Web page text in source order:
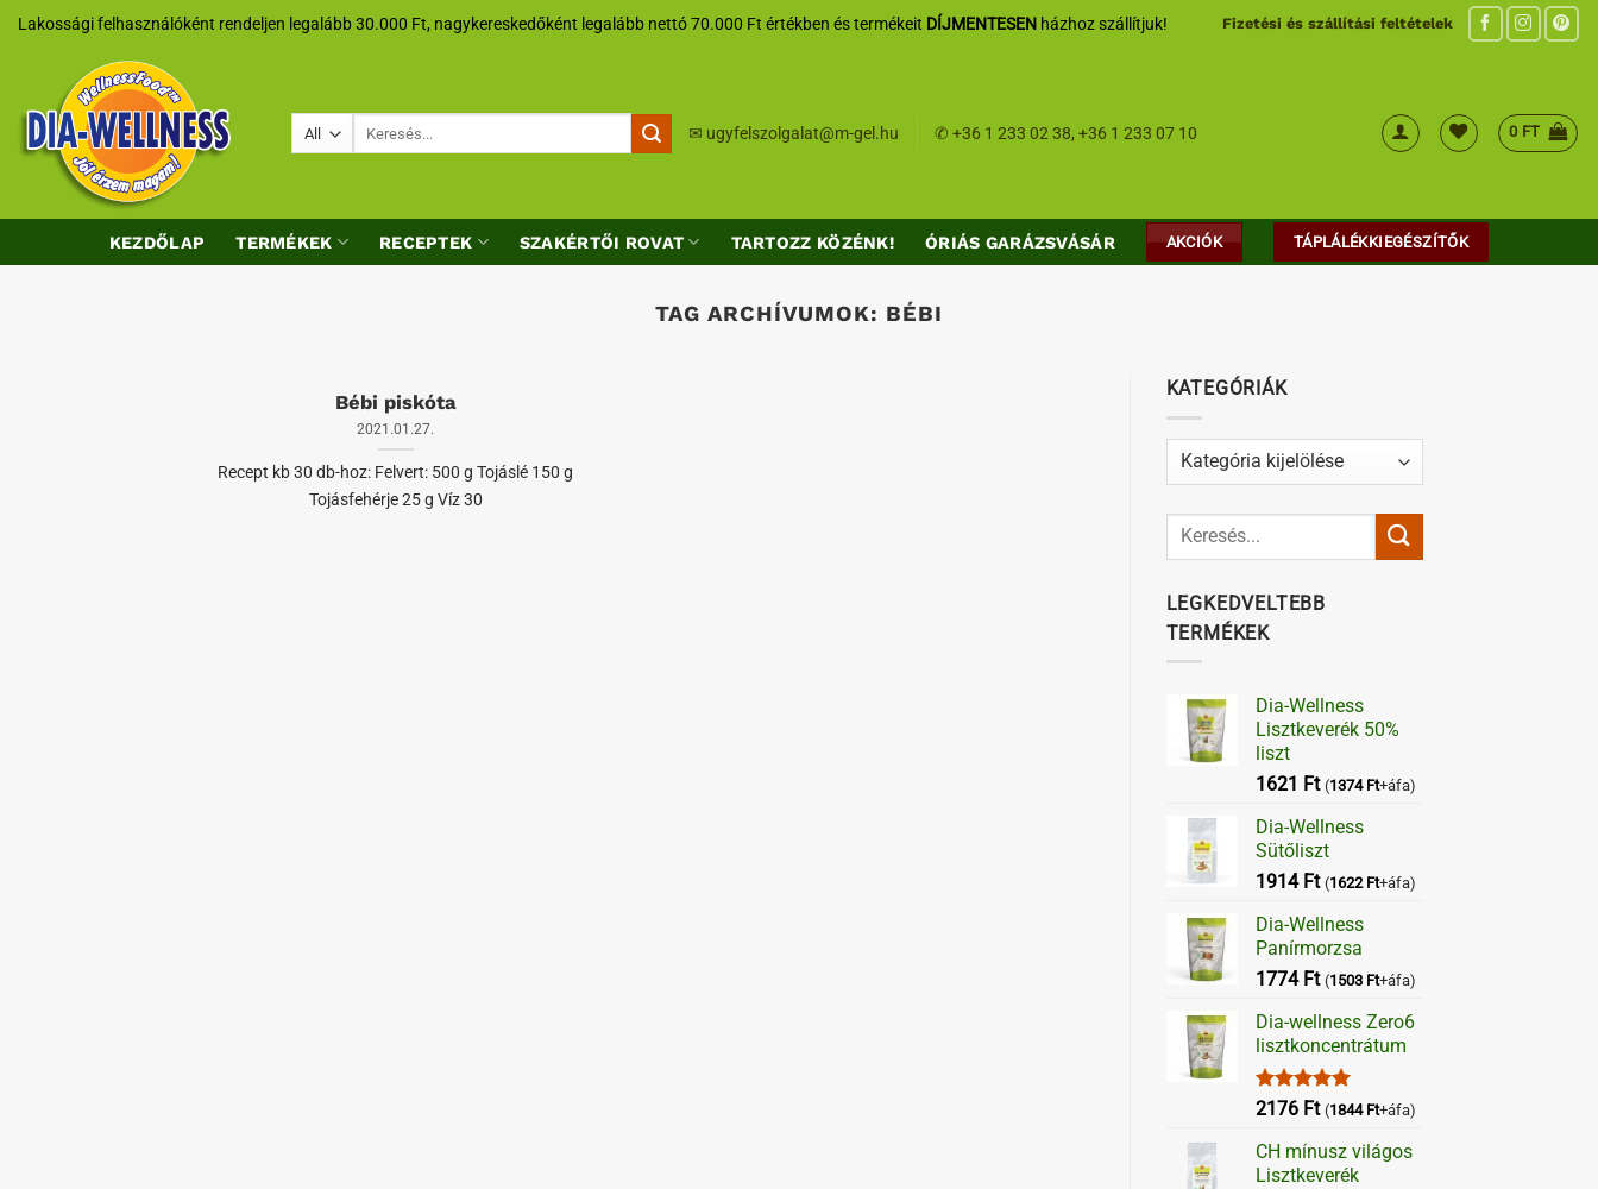
SkipLakossági felhasználóként rendeljen legalább 30.000 Ft, nagykereskedőként legalább nettó 70.000 Ft értékben és termékeit DÍJMENTESEN házhoz szállítjuk! Fizetési és szállítási feltételek
✉ ugyfelszolgalat@m-gel.hu ✆+36 1 233 02 38,+36 1 233 07 10 0 FT
KEZDŐLAP TERMÉKEK RECEPTEK SZAKÉRTŐI ROVAT TARTOZZ KÖZÉNK! ÓRIÁS GARÁZSVÁSÁR AKCIÓK TÁPLÁLÉKKIEGÉSZÍTŐK
TAG ARCHÍVUMOK: BÉBI
Bébi piskóta
2021.01.27.
Recept kb 30 db-hoz: Felvert: 500 g Tojáslé 150 g
Tojásfehérje 25 g Víz 30
KATEGÓRIÁK
Kategóriák
LEGKEDVELTEBB
TERMÉKEK
Dia-Wellness
Lisztkeverék 50%
liszt
1621 Ft (1374 Ft+áfa)
Dia-Wellness
Sütőliszt
1914 Ft (1622 Ft+áfa)
Dia-Wellness
Panírmorzsa
1774 Ft (1503 Ft+áfa)
Dia-wellness Zero6
lisztkoncentrátum
Értékelés:
2176 Ft (1844 Ft+áfa)
CH mínusz világos
Lisztkeverék